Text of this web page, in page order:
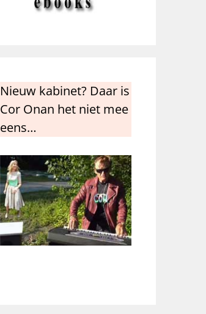
Nieuw kabinet? Daar is
Cor Onan het niet mee
eens…